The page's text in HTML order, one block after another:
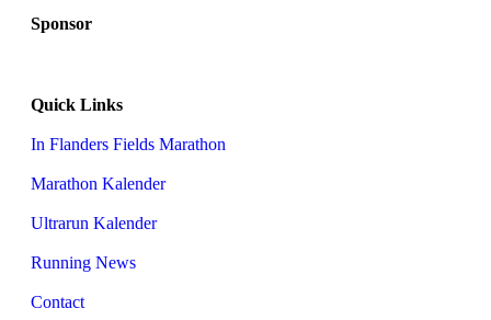
Sponsor
Quick Links
In Flanders Fields Marathon
Marathon Kalender
Ultrarun Kalender
Running News
Contact